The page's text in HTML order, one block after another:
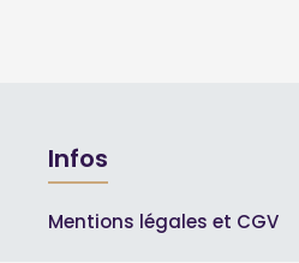
Infos
Mentions légales et CGV